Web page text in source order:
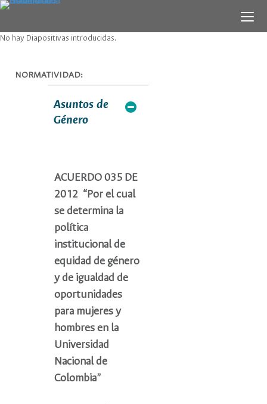
No hay Diapositivas introducidas.
NORMATIVIDAD:
Asuntos de
Género
ACUERDO 035 DE
2012 “Por el cual
se determina la
política
institucional de
equidad de género
y de igualdad de
oportunidades
para mujeres y
hombres en la
Universidad
Nacional de
Colombia”